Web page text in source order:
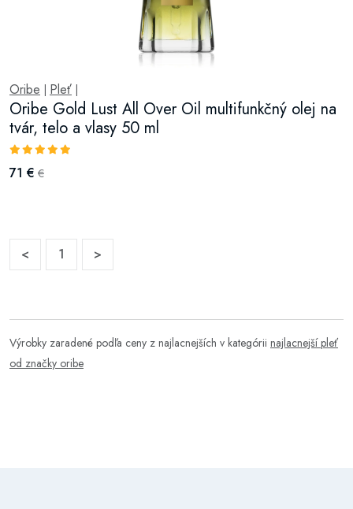
Oribe Pleť
Oribe Gold Lust All Over Oil multifunkčný olej na
tvár, telo a vlasy 50 ml
71 € €
< 1 >
Výrobky zaradené podľa ceny z najlacnejších v kategórii najlacnejší pleť
od značky oribe